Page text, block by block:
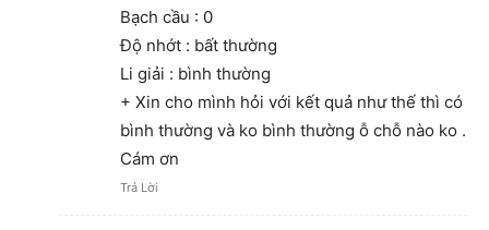
Bạch cầu : 0
Độ nhớt : bất thường
Li giải : bình thường
+ Xin cho mình hỏi với kết quả như thế thì có
bình thường và ko bình thường ỗ chỗ nào ko .
Cám ơn
Trả Lời